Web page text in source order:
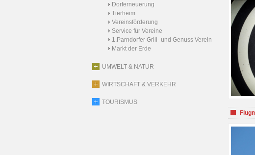
Dorferneuerung
Tierheim
Vereinsförderung
Service für Vereine
1.Parndorfer Grill- und Genuss Verein
Markt der Erde
UMWELT & NATUR
WIRTSCHAFT & VERKEHR
TOURISMUS